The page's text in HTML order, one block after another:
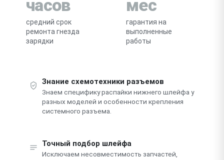
часов
средний срок
ремонта гнезда
зарядки
мес
гарантия на
выполненные
работы
Знание схемотехники разъемов
Знаем специфику распайки нижнего шлейфа у
разных моделей и особенности крепления
системного разъема.
Точный подбор шлейфа
Исключаем несовместимость запчастей,